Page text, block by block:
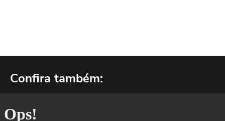
Confira também: